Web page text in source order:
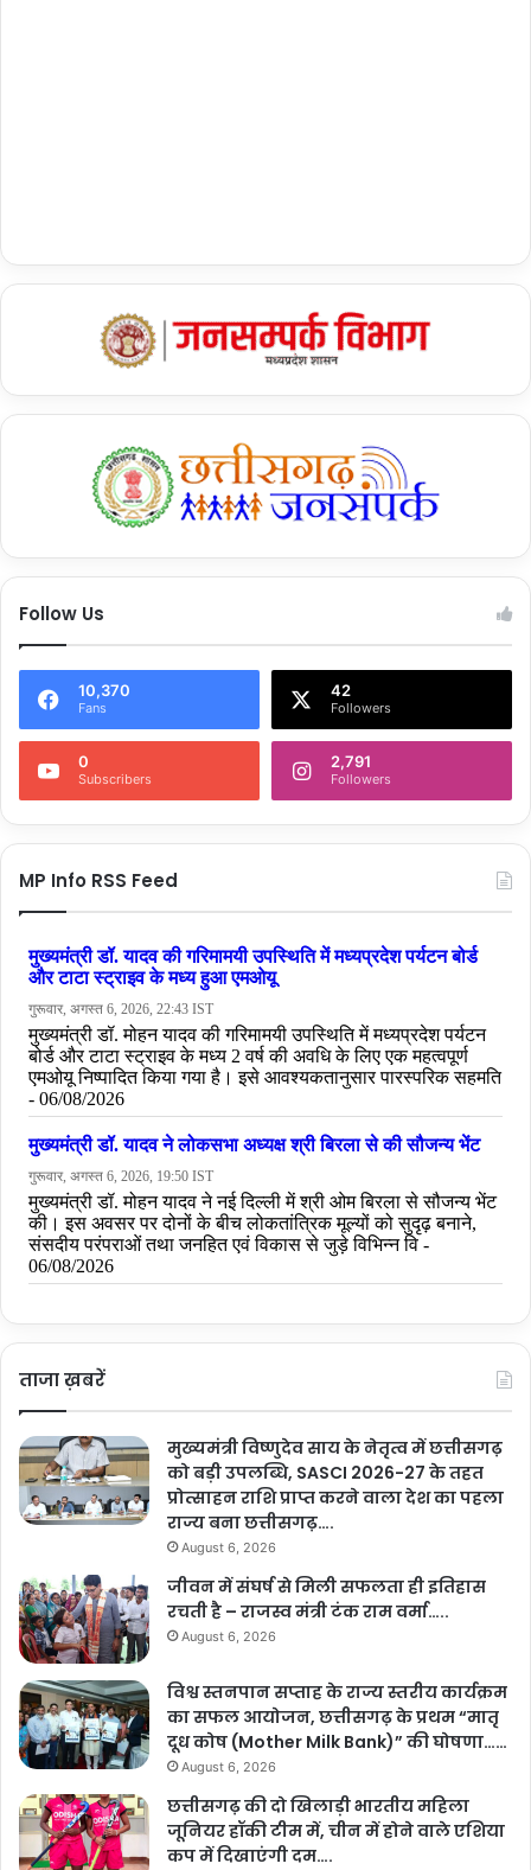
Follow Us
10,370
Fans
42
Followers
0
Subscribers
2,791
Followers
MP Info RSS Feed
ताजा ख़बरें
मुख्यमंत्री विष्णुदेव साय के नेतृत्व में छत्तीसगढ़
को बड़ी उपलब्धि, SASCI 2026-27 के तहत
प्रोत्साहन राशि प्राप्त करने वाला देश का पहला
राज्य बना छत्तीसगढ़….
August 6, 2026
जीवन में संघर्ष से मिली सफलता ही इतिहास
रचती है – राजस्व मंत्री टंक राम वर्मा…..
August 6, 2026
विश्व स्तनपान सप्ताह के राज्य स्तरीय कार्यक्रम
का सफल आयोजन, छत्तीसगढ़ के प्रथम “मातृ
दूध कोष (Mother Milk Bank)” की घोषणा……
August 6, 2026
छत्तीसगढ़ की दो खिलाड़ी भारतीय महिला
जूनियर हॉकी टीम में, चीन में होने वाले एशिया
कप में दिखाएंगी दम….